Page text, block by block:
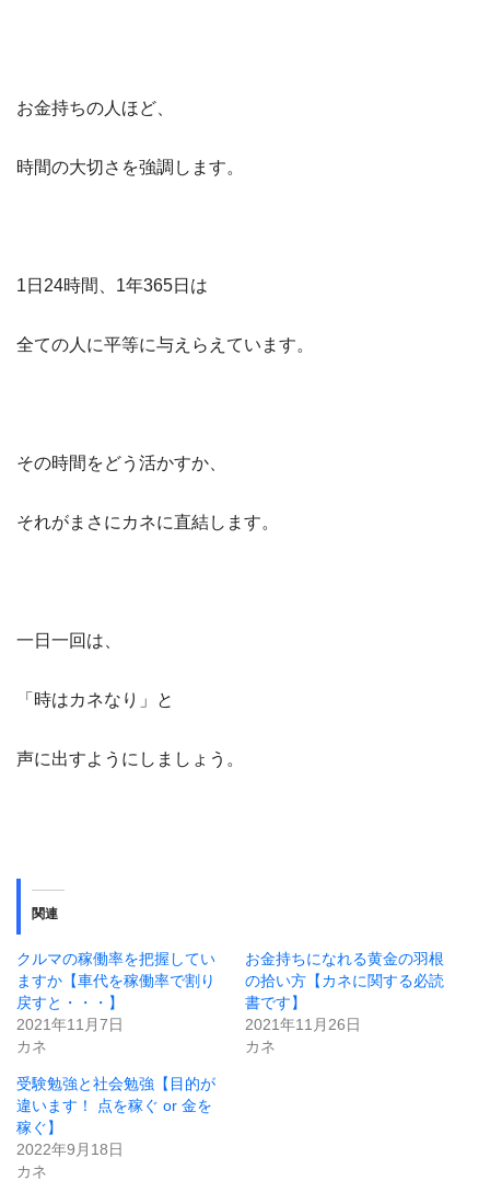
お金持ちの人ほど、
時間の大切さを強調します。
1日24時間、1年365日は
全ての人に平等に与えらえています。
その時間をどう活かすか、
それがまさにカネに直結します。
一日一回は、
「時はカネなり」と
声に出すようにしましょう。
関連
クルマの稼働率を把握してい
ますか【車代を稼働率で割り
戻すと・・・】
2021年11月7日
カネ
お金持ちになれる黄金の羽根
の拾い方【カネに関する必読
書です】
2021年11月26日
カネ
受験勉強と社会勉強【目的が
違います！ 点を稼ぐ or 金を
稼ぐ】
2022年9月18日
カネ